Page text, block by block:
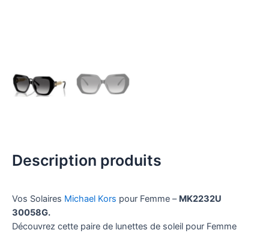
Description produits
Vos Solaires Michael Kors pour Femme – MK2232U
30058G.
Découvrez cette paire de lunettes de soleil pour Femme